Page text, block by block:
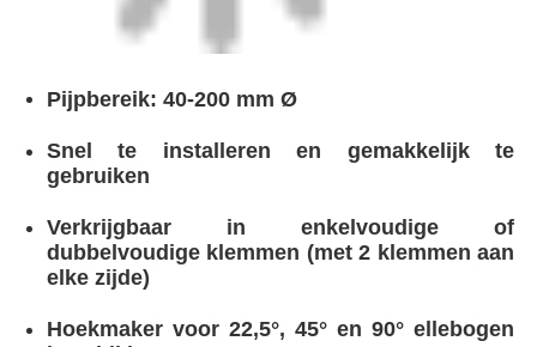
Grootte van de buis 40-200 mm Ø